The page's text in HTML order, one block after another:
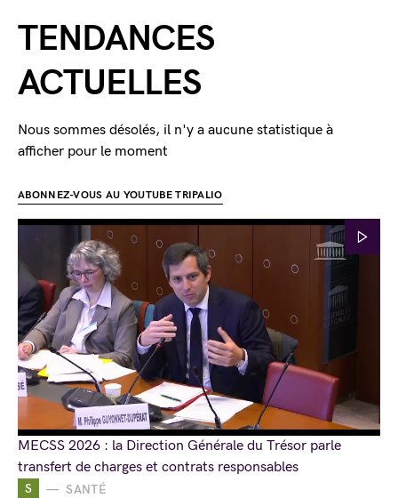
S SANTÉ
TENDANCES
ACTUELLES
Nous sommes désolés, il n'y a aucune statistique à
afficher pour le moment
ABONNEZ-VOUS AU YOUTUBE TRIPALIO
MECSS 2026 : la Direction Générale du Trésor parle
transfert de charges et contrats responsables